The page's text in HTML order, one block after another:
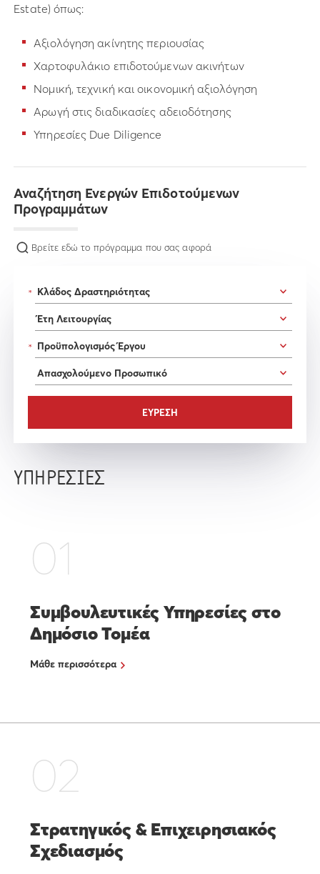
Estate) όπως:
Αξιολόγηση ακίνητης περιουσίας
Χαρτοφυλάκιο επιδοτούμενων ακινήτων
Nομική, τεχνική και οικονομική αξιολόγηση
Αρωγή στις διαδικασίες αδειοδότησης
Υπηρεσίες Due Diligence
Αναζήτηση Ενεργών Επιδοτούμενων
Προγραμμάτων
Βρείτε εδώ το πρόγραμμα που σας αφορά
*
*
ΥΠΗΡΕΣΙΕΣ
01
Συμβουλευτικές Υπηρεσίες στο
Δημόσιο Τομέα
Μάθε περισσότερα
02
Στρατηγικός & Επιχειρησιακός
Σχεδιασμός